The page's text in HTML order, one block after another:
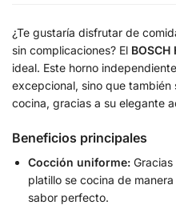
¿Te gustaría disfrutar de
sin complicaciones? El BOSCH
ideal. Este horno
excepcional, sino que
cocina, gracias a su elegante
Beneficios principales
Cocción uniforme:
platillo se cocina de
sabor perfecto.